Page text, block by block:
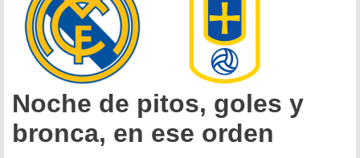
Noche de pitos, goles y
bronca, en ese orden